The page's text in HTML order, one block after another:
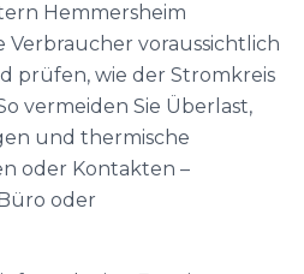
Hemmersheim
Verbraucher voraussichtlich
prüfen, wie der Stromkreis
vermeiden Sie Überlast,
und thermische
oder Kontakten –
oder